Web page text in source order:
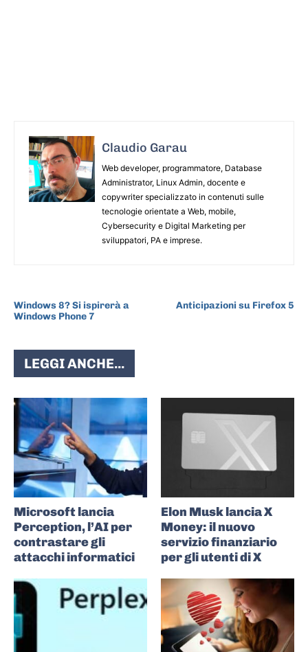
Claudio Garau
Web developer, programmatore, Database
Administrator, Linux Admin, docente e
copywriter specializzato in contenuti sulle
tecnologie orientate a Web, mobile,
Cybersecurity e Digital Marketing per
sviluppatori, PA e imprese.
Windows 8? Si ispirerà a
Windows Phone 7
Anticipazioni su Firefox 5
LEGGI ANCHE...
Microsoft lancia
Perception, l’AI per
contrastare gli
attacchi informatici
Elon Musk lancia X
Money: il nuovo
servizio finanziario
per gli utenti di X